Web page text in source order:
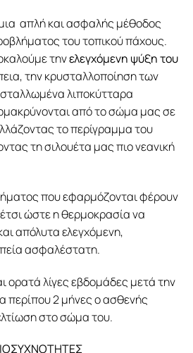
απλή και ασφαλής μέθοδος
του τοπικού πάχους.
τηνελεγχόμενη ψύξη του
την κρυσταλλοποίηση των
λιποκύτταρα
από το σώμα μας σε
το περίγραμμα του
τη σιλουέτα μας πιο νεανική
που εφαρμόζονται φέρουν
ώστε η θερμοκρασία να
απόλυτα ελεγχόμενη,
ασφαλέστατη.
ορατά λίγες εβδομάδες μετά την
περίπου 2 μήνες ο ασθενής
στο σώμα του.